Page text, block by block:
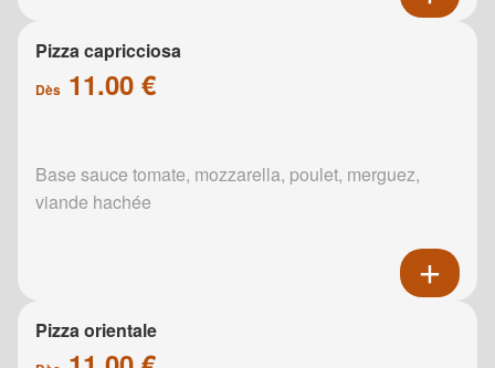
Pizza capricciosa
Dès 11.00 €
Base sauce tomate, mozzarella, poulet, merguez,
viande hachée
Pizza orientale